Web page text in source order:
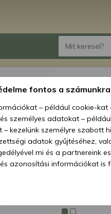
fontos a számunkra
– például cookie-
személyes adatokat –
kezelünk személyre szabott
adatok gyűjtéséhez,
mi és a partnereink
azonosítási információkat is
mi és a partnereink a fent
megadása vagy
Felhívjuk figyelmét,
Ön hozzájárulása, de